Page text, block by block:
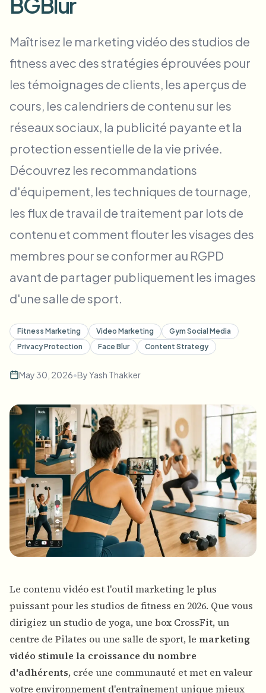
Intelligence vidéo
Traitez plusieurs vidéos en une fois
Flou facial en masse
Flouter n'importe quoi
Zones, politiques et révision d'entreprise
API & SDK
Automatiser les téléchargements, tâches et webhooks
Formulaire de contact
Intelligence vidéo
Maîtrisez le marketing vidéo des studios de
fitness avec des stratégies éprouvées pour
les témoignages de clients, les aperçus de
cours, les calendriers de contenu sur les
réseaux sociaux, la publicité payante et la
protection essentielle de la vie privée.
Découvrez les recommandations
d'équipement, les techniques de tournage,
les flux de travail de traitement par lots de
contenu et comment flouter les visages des
membres pour se conformer au RGPD
avant de partager publiquement les images
d'une salle de sport.
Fitness Marketing Video Marketing
Gym Social Media
Privacy Protection
Face Blur Content Strategy
May 30, 2026•ByYash Thakker
Le contenu vidéo est l'outil marketing le plus
puissant pour les studios de fitness en 2026. Que vous
dirigiez un studio de yoga, une box CrossFit, un
centre de Pilates ou une salle de sport, le marketing
vidéo stimule la croissance du nombre
d'adhérents, crée une communauté et met en valeur
votre environnement d'entraînement unique mieux